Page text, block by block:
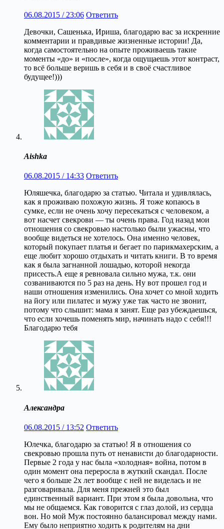
06.08.2015 / 23:06 Ответить
Девочки, Сашенька, Ириша, благодарю вас за искренние
комментарии и правдивые жизненные истории! Да,
когда самостоятельно на опыте проживаешь такие
моменты «до» и «после», когда ощущаешь этот контраст,
то всё больше веришь в себя и в своё счастливое
будущее!)))
Aishka
06.08.2015 / 14:33 Ответить
Юляшечка, благодарю за статью. Читала и удивлялась,
как я проживаю похожую жизнь. Я тоже копаюсь в
сумке, если не очень хочу пересекаться с человеком, а
вот насчет свекрови — ты очень права. Год назад мои
отношения со свекровью настолько были ужасны, что
вообще видеться не хотелось. Она именно человек,
который покупает платья и бегает по парикмахерским, а
еще любит хорошо отдыхать и читать книги. В то время
как я была загнанной лошадью, которой некогда
присесть.А еще я ревновала сильно мужа, т.к. они
созваниваются по 5 раз на день. Ну вот прошел год и
наши отношения изменились. Она хочет со мной ходить
на йогу или пилатес и мужу уже так часто не звонит,
потому что слышит: мама я занят. Еще раз убеждаешься,
что если хочешь поменять мир, начинать надо с себя!!!
Благодарю тебя
Александра
06.08.2015 / 13:52 Ответить
Юлечка, благодарю за статью! Я в отношения со
свекровью прошла путь от ненависти до благодарности.
Первые 2 года у нас была «холодная» война, потом в
один момент она переросла в жуткий скандал. После
чего я больше 2х лет вообще с ней не виделась и не
разговаривала. Для меня прежней это был
единственный вариант. При этом я была довольна, что
мы не общаемся. Как говорится с глаз долой, из сердца
вон. Но мой Муж постоянно балансировал между нами.
Ему было неприятно ходить к родителям на дни